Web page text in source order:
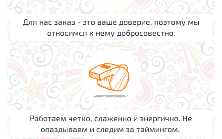
Для нас заказ - это ваше доверие, поэтому мы
относимся к нему добросовестно.
Работаем четко, слаженно и энергично. Не
опаздываем и следим за таймингом.